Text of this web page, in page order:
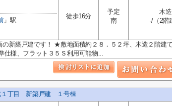
」駅
徒歩16分
予定
南
木造
-/（2階
新築戸建です！ ★敷地面積約２８．５２坪、木造２階建
仕様、フラット３５Ｓ利用可能物...
１丁目 新築戸建 １号棟